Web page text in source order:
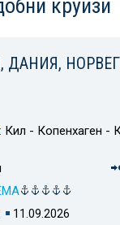
круизи
ДАНИЯ,
Кил - Копенхаген -
11.09.2026